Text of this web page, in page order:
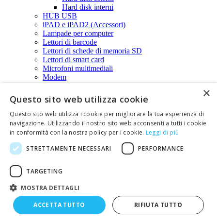
Hard disk interni
HUB USB
iPAD e iPAD2 (Accessori)
Lampade per computer
Lettori di barcode
Lettori di schede di memoria SD
Lettori di smart card
Microfoni multimediali
Modem
Monitor
Mouse
Schede audio
Schede di espansione
Schede di espansione PCI (varie)
Schede PCMCIA
Schede di memoria - SD card
Accessori per schede di memoria
Splitter VGA per monitor
Telefoni VOIP
Ventole per CPU
Web cam
×
Questo sito web utilizza cookie
Questo sito web utilizza i cookie per migliorare la tua esperienza di
navigazione. Utilizzando il nostro sito web acconsenti a tutti i cookie
in conformità con la nostra policy per i cookie. Leggi di più
STRETTAMENTE NECESSARI
PERFORMANCE
TARGETING
MOSTRA DETTAGLI
ACCETTA TUTTO RIFIUTA TUTTO